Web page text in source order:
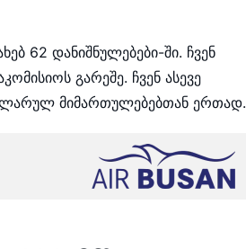
62 დანიშნულებები-ში. ჩვენ
გარეშე. ჩვენ ასევე
მიმართულებებთან ერთად.